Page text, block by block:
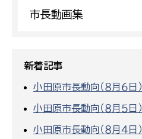
市長動画集
新着記事
小田原市長動向（８月６日）
小田原市長動向（８月５日）
小田原市長動向（８月４日）